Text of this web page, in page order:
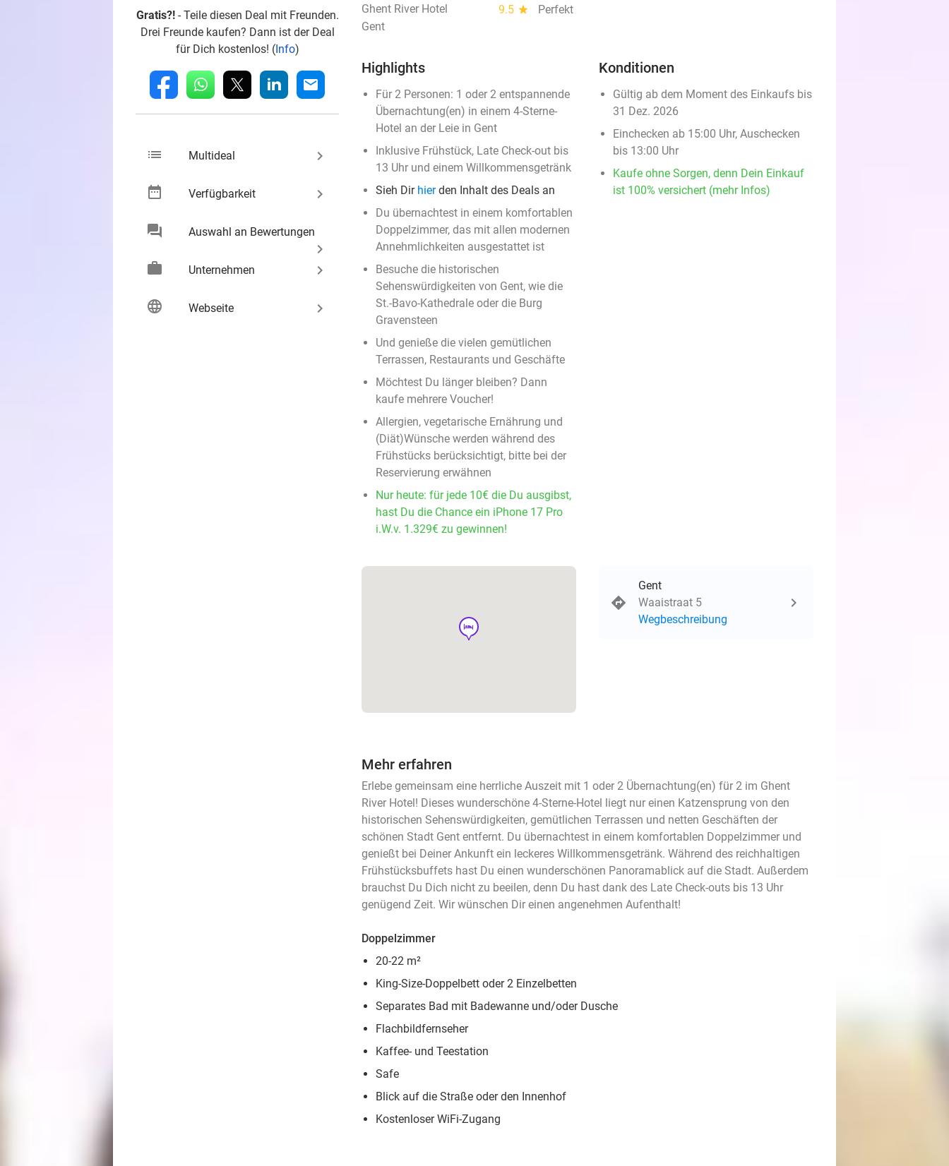
Gratis?!- Teile diesen Deal mit Freunden.
Drei Freunde kaufen? Dann ist der Deal
für Dich kostenlos! (Info)
fb whatsapp linkedin mail
list Multideal keyboard_arrow_right
date_range Verfügbarkeit keyboard_arrow_right
chat Auswahl an Bewertungen
keyboard_arrow_right
work
Unternehmen keyboard_arrow_right
language Webseite keyboard_arrow_right
Ghent River Hotel 9.5 star
Perfekt
Gent
Highlights
Für 2 Personen: 1 oder 2 entspannende
Übernachtung(en) in einem 4-Sterne-
Hotel an der Leie in Gent
Inklusive Frühstück, Late Check-out bis
13 Uhr und einem Willkommensgetränk
Sieh Dir hierden Inhalt des Deals an
Du übernachtest in einem komfortablen
Doppelzimmer, das mit allen modernen
Annehmlichkeiten ausgestattet ist
Besuche die historischen
Sehenswürdigkeiten von Gent, wie die
St.-Bavo-Kathedrale oder die Burg
Gravensteen
Und genieße die vielen gemütlichen
Terrassen, Restaurants und Geschäfte
Möchtest Du länger bleiben? Dann
kaufe mehrere Voucher!
Allergien, vegetarische Ernährung und
(Diät)Wünsche werden während des
Frühstücks berücksichtigt, bitte bei der
Reservierung erwähnen
Nur heute: für jede 10€ die Du ausgibst,
hast Du die Chance ein iPhone 17 Pro
i.W.v. 1.329€ zu gewinnen!
Konditionen
Gültig ab dem Moment des Einkaufs bis
31 Dez. 2026
Einchecken ab 15:00 Uhr, Auschecken
bis 13:00 Uhr
Kaufe ohne Sorgen, denn Dein Einkauf
ist 100% versichert (mehr Infos)
hotel
Gent
Waaistraat 5
Wegbeschreibung
Mehr erfahren
Erlebe gemeinsam eine herrliche Auszeit mit 1 oder 2 Übernachtung(en) für 2 im Ghent
River Hotel! Dieses wunderschöne 4-Sterne-Hotel liegt nur einen Katzensprung von den
historischen Sehenswürdigkeiten, gemütlichen Terrassen und netten Geschäften der
schönen Stadt Gent entfernt. Du übernachtest in einem komfortablen Doppelzimmer und
genießt bei Deiner Ankunft ein leckeres Willkommensgetränk. Während des reichhaltigen
Frühstücksbuffets hast Du einen wunderschönen Panoramablick auf die Stadt. Außerdem
brauchst Du Dich nicht zu beeilen, denn Du hast dank des Late Check-outs bis 13 Uhr
genügend Zeit. Wir wünschen Dir einen angenehmen Aufenthalt!
Doppelzimmer
20-22 m²
King-Size-Doppelbett oder 2 Einzelbetten
Separates Bad mit Badewanne und/oder Dusche
Flachbildfernseher
Kaffee- und Teestation
Safe
Blick auf die Straße oder den Innenhof
Kostenloser WiFi-Zugang